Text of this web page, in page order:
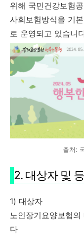
위해 국민건강보험
사회보험방식을 기
로 운영되고 있습니
출처:
2. 대상자 및
1) 대상자
노인장기요양보험
다